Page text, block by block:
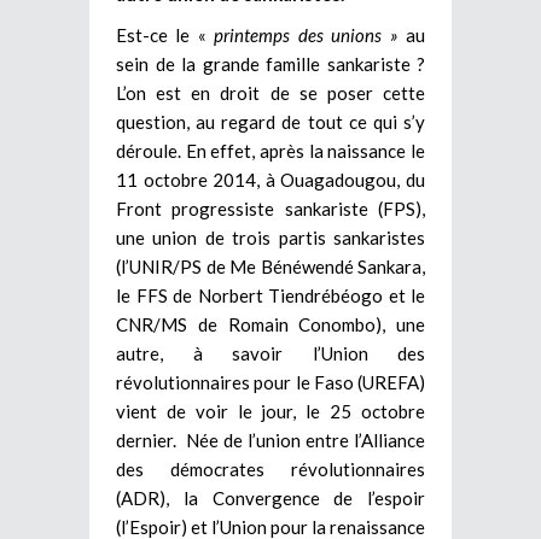
Est-ce le «printemps des unions » au
sein de la grande famille sankariste ?
L’on est en droit de se poser cette
question, au regard de tout ce qui s’y
déroule. En effet, après la naissance le
11 octobre 2014, à Ouagadougou, du
Front progressiste sankariste (FPS),
une union de trois partis sankaristes
(l’UNIR/PS de Me Bénéwendé Sankara,
le FFS de Norbert Tiendrébéogo et le
CNR/MS de Romain Conombo), une
autre, à savoir l’Union des
révolutionnaires pour le Faso (UREFA)
vient de voir le jour, le 25 octobre
dernier. Née de l’union entre l’Alliance
des démocrates révolutionnaires
(ADR), la Convergence de l’espoir
(l’Espoir) et l’Union pour la renaissance